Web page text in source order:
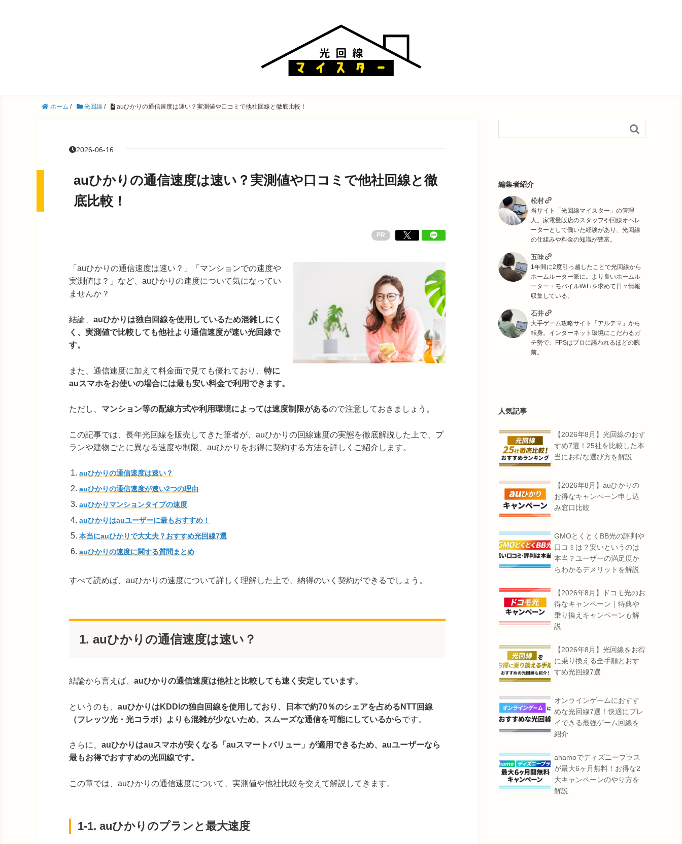
ホーム / 光回線 / auひかりの通信速度は速い？実測値や口コミで他社回線と徹底比較！
2026-06-16
auひかりの通信速度は速い？実測値や口コミで他社回線と徹
底比較！
PR
「auひかりの通信速度は速い？」「マンションでの速度や
実測値は？」など、auひかりの速度について気になってい
ませんか？
結論、 auひかりは独自回線を使用しているため混雑しにく
く、実測値で比較しても他社より通信速度が速い光回線で
す。
また、通信速度に加えて料金面で見ても優れており、 特に
auスマホをお使いの場合には最も安い料金で利用できます。
ただし、 マンション等の配線方式や利用環境によっては速度制限があるので注意しておきましょう。
この記事では、長年光回線を販売してきた筆者が、auひかりの回線速度の実態を徹底解説した上で、プ
ランや建物ごとに異なる速度や制限、auひかりをお得に契約する方法を詳しくご紹介します。
auひかりの通信速度は速い？
auひかりの通信速度が速い2つの理由
auひかりマンションタイプの速度
auひかりはauユーザーに最もおすすめ！
本当にauひかりで大丈夫？おすすめ光回線7選
auひかりの速度に関する質問まとめ
すべて読めば、auひかりの速度について詳しく理解した上で、納得のいく契約ができるでしょう。
1. auひかりの通信速度は速い？
結論から言えば、 auひかりの通信速度は他社と比較しても速く安定しています。
というのも、 auひかりはKDDIの独自回線を使用しており、日本で約70％のシェアを占めるNTT回線
（フレッツ光・光コラボ）よりも混雑が少ないため、スムーズな通信を可能にしているからです。
さらに、 auひかり はauスマホが安くなる「auスマートバリュー」が適用できるため、auユーザーなら
最もお得でおすすめの光回線です。
この章では、auひかりの通信速度について、実測値や他社比較を交えて解説してきます。
1-1. auひかりのプランと最大速度

編集者紹介
松村
当サイト「光回線マイスター」の管理
人。家電量販店のスタッフや回線オペレ
ーターとして働いた経験があり、光回線
の仕組みや料金の知識が豊富。
五味
1年間に2度引っ越したことで光回線から
ホームルーター派に。より良いホームル
ーター・モバイルWiFiを求めて日々情報
収集している。
石井
大手ゲーム攻略サイト「アルテマ」から
転身。インターネット環境にこだわるガ
チ勢で、FPSはプロに誘われるほどの腕
前。
人気記事
【2026年8月】光回線のおす
すめ7選！25社を比較した本
当にお得な選び方を解説
【2026年8月】auひかりの
お得なキャンペーン申し込
み窓口比較
GMOとくとくBB光の評判や
口コミは？安いというのは
本当？ユーザーの満足度か
らわかるデメリットを解説
【2026年8月】ドコモ光のお
得なキャンペーン｜特典や
乗り換えキャンペーンも解
説
【2026年8月】光回線をお得
に乗り換える全手順とおす
すめ光回線7選
オンラインゲームにおすす
めな光回線7選！快適にプレ
イできる最強ゲーム回線を
紹介
ahamoでディズニープラス
が最大6ヶ月無料！お得な2
大キャンペーンのやり方を
解説